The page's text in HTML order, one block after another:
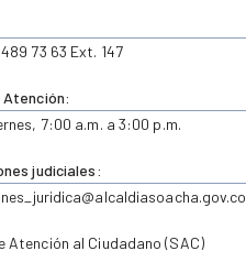
73 63 Ext. 147
Atención:
7:00 a.m. a 3:00 p.m.
judiciales:
@alcaldiasoacha.gov.co
Atención al Ciudadano (SAC)